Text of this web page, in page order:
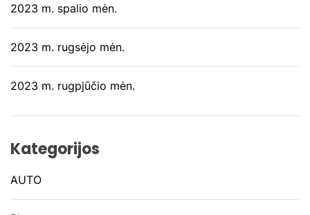
2023 m. spalio mėn.
2023 m. rugsėjo mėn.
2023 m. rugpjūčio mėn.
Kategorijos
AUTO